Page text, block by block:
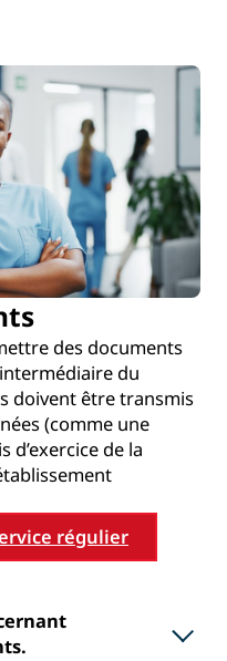
des documents
du
doivent être transmis
(comme une
de la
régulier